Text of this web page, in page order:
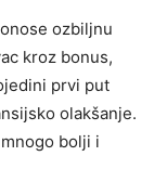
ozbiljnu
kroz bonus,
prvi put
olakšanje.
bolji i